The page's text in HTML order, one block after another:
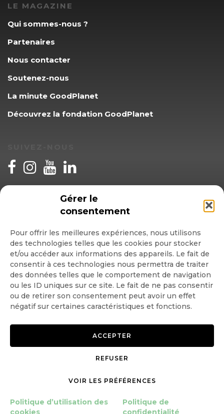
Gérer le
consentement
Pour offrir les meilleures expériences, nous utilisons
des technologies telles que les cookies pour stocker
et/ou accéder aux informations des appareils. Le fait de
consentir à ces technologies nous permettra de traiter
des données telles que le comportement de navigation
ou les ID uniques sur ce site. Le fait de ne pas consentir
ou de retirer son consentement peut avoir un effet
négatif sur certaines caractéristiques et fonctions.
ACCEPTER
REFUSER
VOIR LES PRÉFÉRENCES
Politique d’utilisation des
cookies
Politique de
confidentialité
LE MAGAZINE
Qui sommes-nous ?
Partenaires
Nous contacter
Soutenez-nous
La minute GoodPlanet
Découvrez la fondation GoodPlanet
INSCRIPTION NEWSLETTER
Quotidienne
Hebdo
OK
Politique de confidentialité
Gérer le consentement